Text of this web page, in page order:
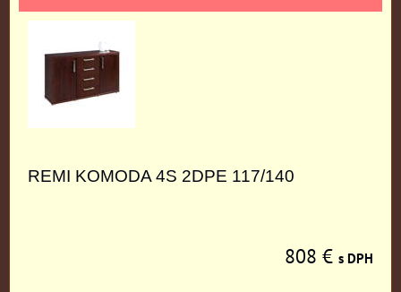
REMI KOMODA 4S 2DPE 117/140
808 € s DPH